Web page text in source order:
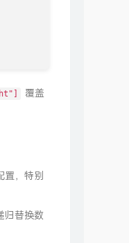
覆盖
置，特别
归替换数